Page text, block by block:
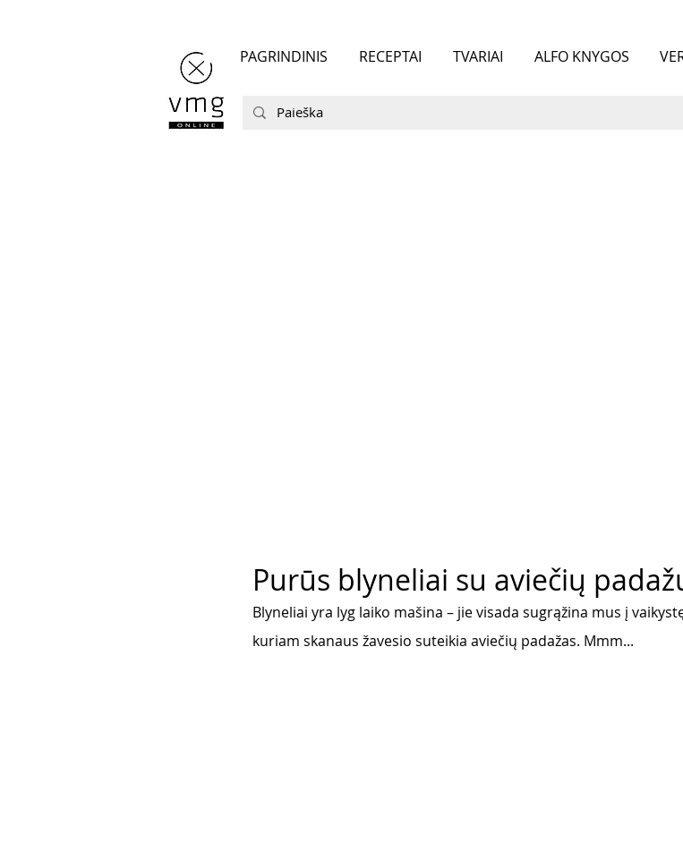
PAGRINDINIS RECEPTAI TVARIAI ALFO KNYGOS
Purūs blyneliai su aviečių
Blyneliai yra lyg laiko mašina – jie visada sugrąžina mus į
kuriam skanaus žavesio suteikia aviečių padažas. Mmm...